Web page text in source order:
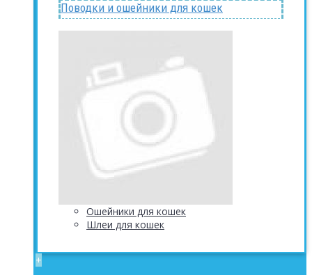
Поводки и ошейники для кошек
Ошейники для кошек
Шлеи для кошек
+